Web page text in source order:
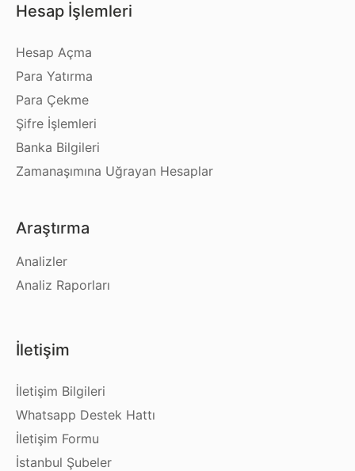
Hesap İşlemleri
Hesap Açma
Para Yatırma
Para Çekme
Şifre İşlemleri
Banka Bilgileri
Zamanaşımına Uğrayan Hesaplar
Araştırma
Analizler
Analiz Raporları
İletişim
İletişim Bilgileri
Whatsapp Destek Hattı
İletişim Formu
İstanbul Şubeler